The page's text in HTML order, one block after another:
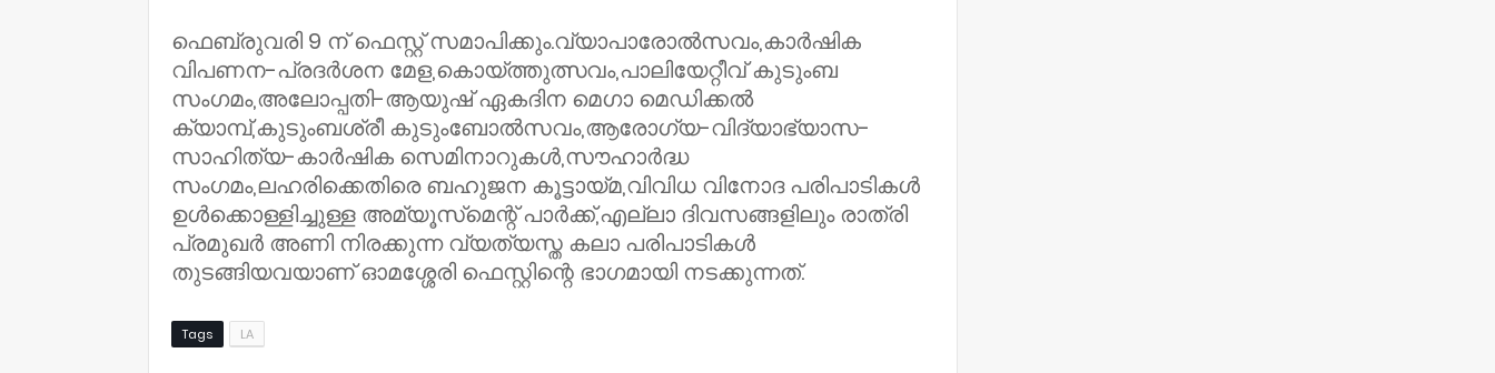
ഫെബ്രുവരി 9 ന്‌ ഫെസ്റ്റ്‌ സമാപിക്കും.വ്യാപാരോൽസവം,കാർഷിക
വിപണന-പ്രദർശന മേള,കൊയ്‌ത്തുത്സവം,പാലിയേറ്റീവ് കുടുംബ
സംഗമം,അലോപ്പതി-ആയുഷ്‌ ഏകദിന മെഗാ മെഡിക്കൽ
ക്യാമ്പ്,കുടുംബശ്രീ കുടുംബോൽസവം,ആരോഗ്യ-വിദ്യാഭ്യാസ-
സാഹിത്യ-കാർഷിക സെമിനാറുകൾ,സൗഹാർദ്ധ
സംഗമം,ലഹരിക്കെതിരെ ബഹുജന കൂട്ടായ്മ,വിവിധ വിനോദ പരിപാടികൾ
ഉൾക്കൊള്ളിച്ചുള്ള അമ്യൂസ്‌മെന്റ് പാർക്ക്,എല്ലാ ദിവസങ്ങളിലും രാത്രി
പ്രമുഖർ അണി നിരക്കുന്ന വ്യത്യസ്ത കലാ പരിപാടികൾ
തുടങ്ങിയവയാണ്‌ ഓമശ്ശേരി ഫെസ്റ്റിന്റെ ഭാഗമായി നടക്കുന്നത്‌.
Tags LA